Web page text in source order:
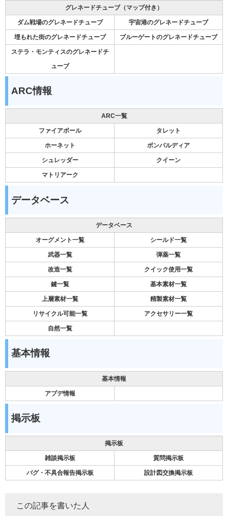
グレネードチューブ（マップ付き）
ダム戦場のグレネードチューブ 宇宙港のグレネードチューブ
埋もれた街のグレネードチューブ ブルーゲートのグレネードチューブ
ステラ・モンティスのグレネードチ
ューブ
ARC情報
ARC一覧
ファイアボール タレット
ホーネット ボンバルディア
シュレッダー クイーン
マトリアーク
データベース
データベース
オーグメント一覧 シールド一覧
武器一覧 弾薬一覧
改造一覧 クイック使用一覧
鍵一覧 基本素材一覧
上層素材一覧 精製素材一覧
リサイクル可能一覧 アクセサリー一覧
自然一覧
基本情報
基本情報
アプデ情報
掲示板
掲示板
雑談掲示板 質問掲示板
バグ・不具合報告掲示板 設計図交換掲示板
この記事を書いた人